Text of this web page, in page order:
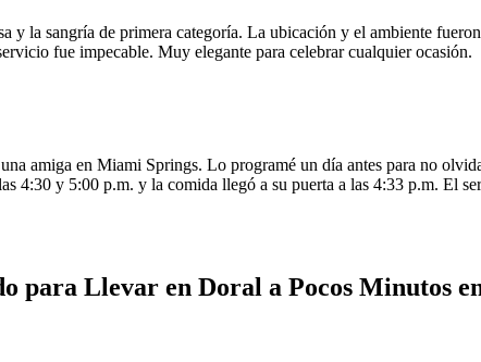
y la sangría de primera categoría. La ubicación y el ambiente
fue impecable. Muy elegante para celebrar cualquier ocasión.
amiga en Miami Springs. Lo programé un día antes para no
4:30 y 5:00 p.m. y la comida llegó a su puerta a las 4:33 p.m. El
para Llevar en Doral a Pocos Minutos